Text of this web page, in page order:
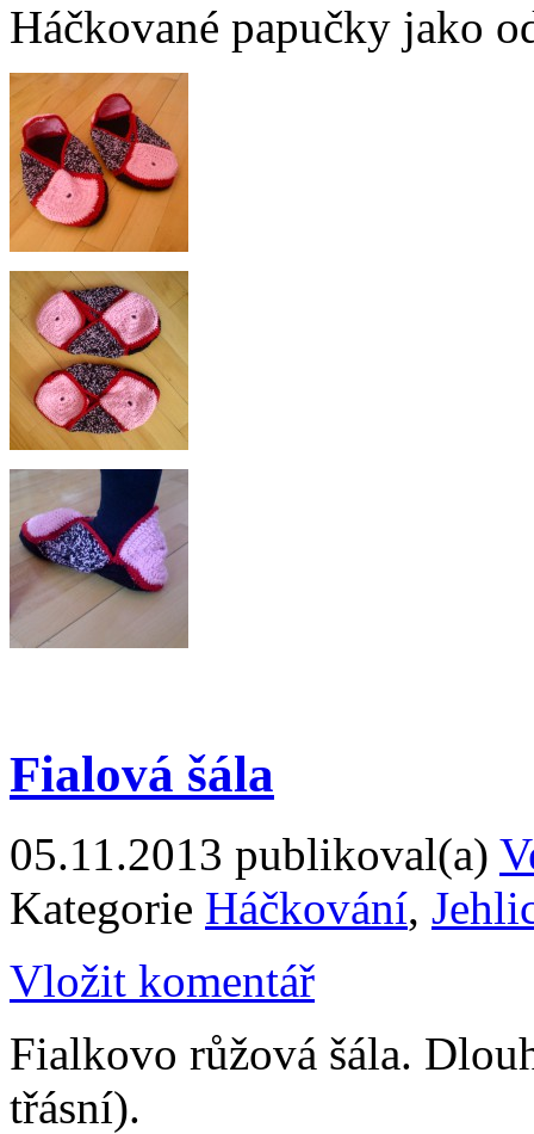
Háčkované papučky jako
Fialová šála
05.11.2013 publikoval(a)
Kategorie Háčkování,
Vložit komentář
Fialkovo růžová šála.
třásní).